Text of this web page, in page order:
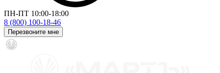
ПН-ПТ 10:00-18:00
8 (800) 100-18-46
Перезвоните мне